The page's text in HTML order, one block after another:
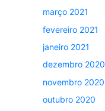
março 2021
fevereiro 2021
janeiro 2021
dezembro 2020
novembro 2020
outubro 2020